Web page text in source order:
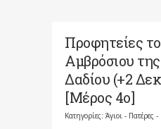
Προφητείες
Αμβρόσιου
Δαδίου (+2
[Μέρος 4ο]
Κατηγορίες: Άγιοι - Πατέρες -